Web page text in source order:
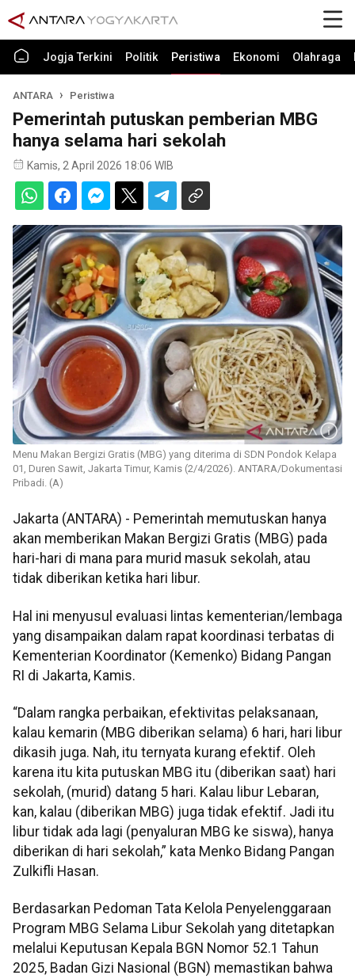
Jogja Terkini Politik Peristiwa Ekonomi Olahraga
ANTARA Peristiwa
Pemerintah putuskan pemberian MBG
hanya selama hari sekolah
Kamis, 2 April 2026 18:06 WIB
Menu Makan Bergizi Gratis (MBG) yang diterima di SDN Pondok Kelapa
01, Duren Sawit, Jakarta Timur, Kamis (2/4/2026). ANTARA/Dokumentasi
Pribadi. (A)
Jakarta (ANTARA) - Pemerintah memutuskan hanya
akan memberikan Makan Bergizi Gratis (MBG) pada
hari-hari di mana para murid masuk sekolah, atau
tidak diberikan ketika hari libur.
Hal ini menyusul evaluasi lintas kementerian/lembaga
yang disampaikan dalam rapat koordinasi terbatas di
Kementerian Koordinator (Kemenko) Bidang Pangan
RI di Jakarta, Kamis.
“Dalam rangka perbaikan, efektivitas pelaksanaan,
kalau kemarin (MBG diberikan selama) 6 hari, hari libur
dikasih juga. Nah, itu ternyata kurang efektif. Oleh
karena itu kita putuskan MBG itu (diberikan saat) hari
sekolah, (murid) datang 5 hari. Kalau libur Lebaran,
kan, kalau (diberikan MBG) juga tidak efektif. Jadi itu
libur tidak ada lagi (penyaluran MBG ke siswa), hanya
diberikan di hari sekolah,” kata Menko Bidang Pangan
Zulkifli Hasan.
Berdasarkan Pedoman Tata Kelola Penyelenggaraan
Program MBG Selama Libur Sekolah yang ditetapkan
melalui Keputusan Kepala BGN Nomor 52.1 Tahun
2025, Badan Gizi Nasional (BGN) memastikan bahwa